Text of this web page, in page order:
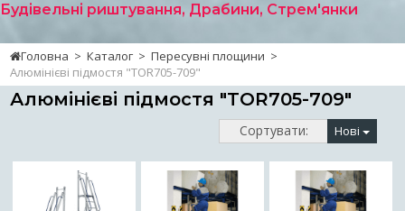
Будівельні риштування, Драбини, Стрем'янки
Головна > Каталог > Пересувні площини >
Алюмінієві підмостя "TOR705-709"
Алюмінієві підмостя "TOR705-709"
Сортувати: Нові